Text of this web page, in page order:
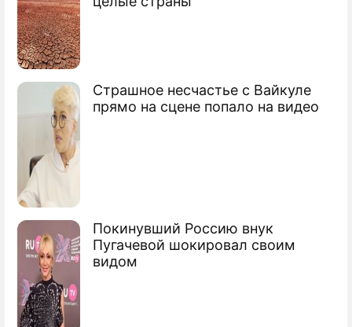
Страшное несчастье с Вайкуле
прямо на сцене попало на видео
Покинувший Россию внук
Пугачевой шокировал своим
видом